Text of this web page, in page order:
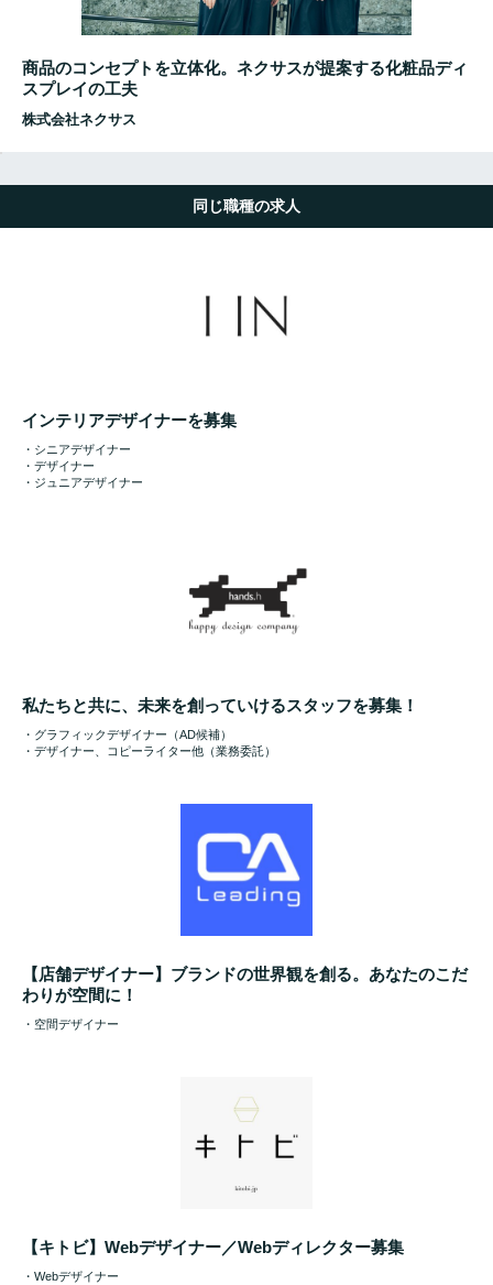
商品のコンセプトを立体化。ネクサスが提案する化粧品ディ
スプレイの工夫
株式会社ネクサス
同じ職種の求人
インテリアデザイナーを募集
・シニアデザイナー
・デザイナー
・ジュニアデザイナー
私たちと共に、未来を創っていけるスタッフを募集！
・グラフィックデザイナー（AD候補）
・デザイナー、コピーライター他（業務委託）
【店舗デザイナー】ブランドの世界観を創る。あなたのこだ
わりが空間に！
・空間デザイナー
【キトビ】Webデザイナー／Webディレクター募集
・Webデザイナー